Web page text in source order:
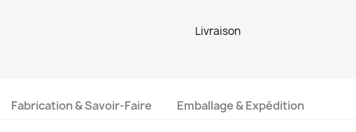
Livraison
Fabrication & Savoir-Faire Emballage & Expédition